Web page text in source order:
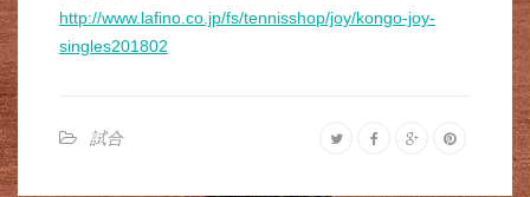
http://www.lafino.co.jp/fs/tennisshop/joy/kongo-joy-
singles201802
試合